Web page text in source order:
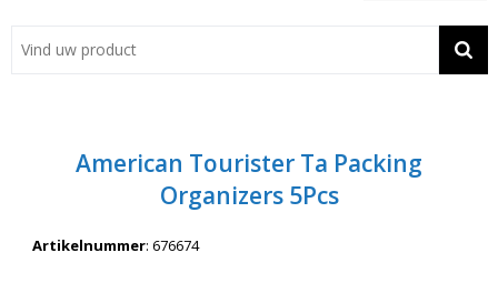
Contact
Wil je snel een advies? Bel nu 053-7920045 of 06-55731304
American Tourister Ta Packing
Organizers 5Pcs
Artikelnummer: 676674